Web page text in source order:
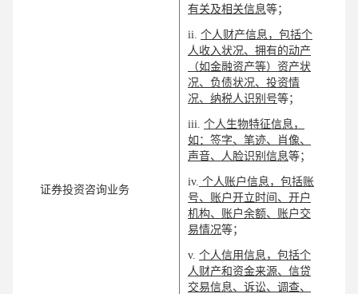
证券投资咨询业务
有关及相关信息等；
ii. 个人财产信息，包括个
人收入状况、拥有的动产
（如金融资产等）资产状
况、负债状况、投资情
况、纳税人识别号等；
iii. 个人生物特征信息，
如：签字、笔迹、肖像、
声音、人脸识别信息等；
iv. 个人账户信息，包括账
号、账户开立时间、开户
机构、账户余额、账户交
易情况等；
v. 个人信用信息，包括个
人财产和资金来源、信贷
交易信息、诉讼、调查、